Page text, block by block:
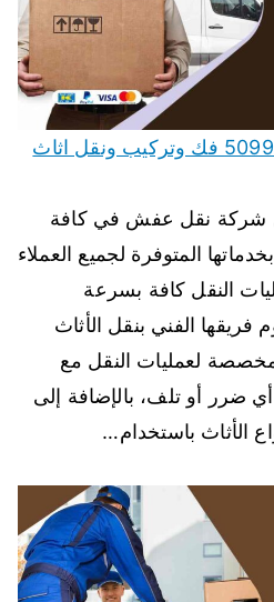
نقل عفش الشعب 50993766 فك وتركيب ونقل اثاث
نقل عفش في كافة
المتوفرة لجميع العملاء
النقل كافة بسرعة
فريقها الفني بنقل الأثاث
لعمليات النقل مع
ضرر أو تلف، بالإضافة إلى
الأثاث باستخدام…